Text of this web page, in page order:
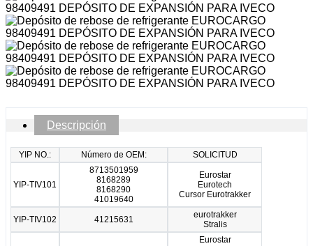
Descripción
YIP NO.: Número de OEM: SOLICITUD
YIP-TIV101
8713501959
8168289
8168290
41019640
Eurostar
Eurotech
Cursor Eurotrakker
YIP-TIV102 41215631
eurotrakker
Stralis
Eurostar